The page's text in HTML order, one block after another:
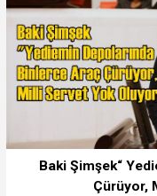
Baki Şimşek“
Çürüyor,